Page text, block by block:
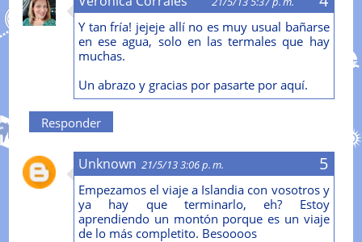
Y tan fría! jejeje allí no es muy usual bañarse
en ese agua, solo en las termales que hay
muchas.
Un abrazo y gracias por pasarte por aquí.
Responder
Unknown 21/5/13 3:06 p. m.
Empezamos el viaje a Islandia con vosotros y
ya hay que terminarlo, eh? Estoy
aprendiendo un montón porque es un viaje
de lo más completito. Besoooos